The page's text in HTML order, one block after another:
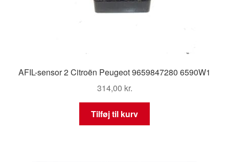
AFIL-sensor 2 Citroën Peugeot 9659847280 6590W1
314,00 kr.
Tilføj til kurv